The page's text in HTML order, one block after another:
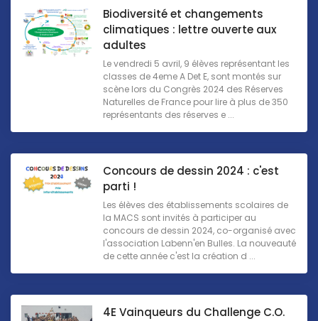
Biodiversité et changements
climatiques : lettre ouverte aux
adultes
Le vendredi 5 avril, 9 élèves représentant les
classes de 4eme A Det E, sont montés sur
scène lors du Congrès 2024 des Réserves
Naturelles de France pour lire à plus de 350
représentants des réserves e ...
Concours de dessin 2024 : c'est
parti !
Les élèves des établissements scolaires de
la MACS sont invités à participer au
concours de dessin 2024, co-organisé avec
l'association Labenn'en Bulles. La nouveauté
de cette année c'est la création d ...
4E Vainqueurs du Challenge C.O.